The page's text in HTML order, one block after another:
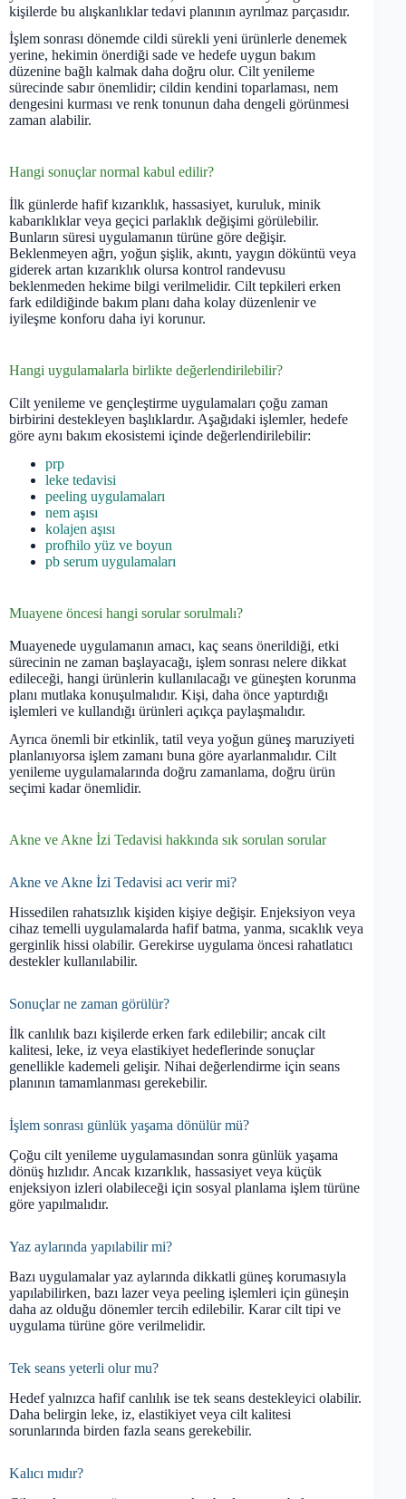
kişilerde bu alışkanlıklar tedavi planının ayrılmaz parçasıdır.
İşlem sonrası dönemde cildi sürekli yeni ürünlerle denemek
yerine, hekimin önerdiği sade ve hedefe uygun bakım
düzenine bağlı kalmak daha doğru olur. Cilt yenileme
sürecinde sabır önemlidir; cildin kendini toparlaması, nem
dengesini kurması ve renk tonunun daha dengeli görünmesi
zaman alabilir.
Hangi sonuçlar normal kabul edilir?
İlk günlerde hafif kızarıklık, hassasiyet, kuruluk, minik
kabarıklıklar veya geçici parlaklık değişimi görülebilir.
Bunların süresi uygulamanın türüne göre değişir.
Beklenmeyen ağrı, yoğun şişlik, akıntı, yaygın döküntü veya
giderek artan kızarıklık olursa kontrol randevusu
beklenmeden hekime bilgi verilmelidir. Cilt tepkileri erken
fark edildiğinde bakım planı daha kolay düzenlenir ve
iyileşme konforu daha iyi korunur.
Hangi uygulamalarla birlikte değerlendirilebilir?
Cilt yenileme ve gençleştirme uygulamaları çoğu zaman
birbirini destekleyen başlıklardır. Aşağıdaki işlemler, hedefe
göre aynı bakım ekosistemi içinde değerlendirilebilir:
prp
leke tedavisi
peeling uygulamaları
nem aşısı
kolajen aşısı
profhilo yüz ve boyun
pb serum uygulamaları
Muayene öncesi hangi sorular sorulmalı?
Muayenede uygulamanın amacı, kaç seans önerildiği, etki
sürecinin ne zaman başlayacağı, işlem sonrası nelere dikkat
edileceği, hangi ürünlerin kullanılacağı ve güneşten korunma
planı mutlaka konuşulmalıdır. Kişi, daha önce yaptırdığı
işlemleri ve kullandığı ürünleri açıkça paylaşmalıdır.
Ayrıca önemli bir etkinlik, tatil veya yoğun güneş maruziyeti
planlanıyorsa işlem zamanı buna göre ayarlanmalıdır. Cilt
yenileme uygulamalarında doğru zamanlama, doğru ürün
seçimi kadar önemlidir.
Akne ve Akne İzi Tedavisi hakkında sık sorulan sorular
Akne ve Akne İzi Tedavisi acı verir mi?
Hissedilen rahatsızlık kişiden kişiye değişir. Enjeksiyon veya
cihaz temelli uygulamalarda hafif batma, yanma, sıcaklık veya
gerginlik hissi olabilir. Gerekirse uygulama öncesi rahatlatıcı
destekler kullanılabilir.
Sonuçlar ne zaman görülür?
İlk canlılık bazı kişilerde erken fark edilebilir; ancak cilt
kalitesi, leke, iz veya elastikiyet hedeflerinde sonuçlar
genellikle kademeli gelişir. Nihai değerlendirme için seans
planının tamamlanması gerekebilir.
İşlem sonrası günlük yaşama dönülür mü?
Çoğu cilt yenileme uygulamasından sonra günlük yaşama
dönüş hızlıdır. Ancak kızarıklık, hassasiyet veya küçük
enjeksiyon izleri olabileceği için sosyal planlama işlem türüne
göre yapılmalıdır.
Yaz aylarında yapılabilir mi?
Bazı uygulamalar yaz aylarında dikkatli güneş korumasıyla
yapılabilirken, bazı lazer veya peeling işlemleri için güneşin
daha az olduğu dönemler tercih edilebilir. Karar cilt tipi ve
uygulama türüne göre verilmelidir.
Tek seans yeterli olur mu?
Hedef yalnızca hafif canlılık ise tek seans destekleyici olabilir.
Daha belirgin leke, iz, elastikiyet veya cilt kalitesi
sorunlarında birden fazla seans gerekebilir.
Kalıcı mıdır?